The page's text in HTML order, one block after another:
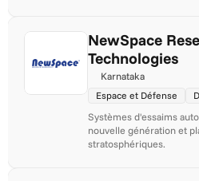
NewSpace
Technologies
Karnataka
Espace et Défense
Systèmes d'essaims
nouvelle génération et
stratosphériques.